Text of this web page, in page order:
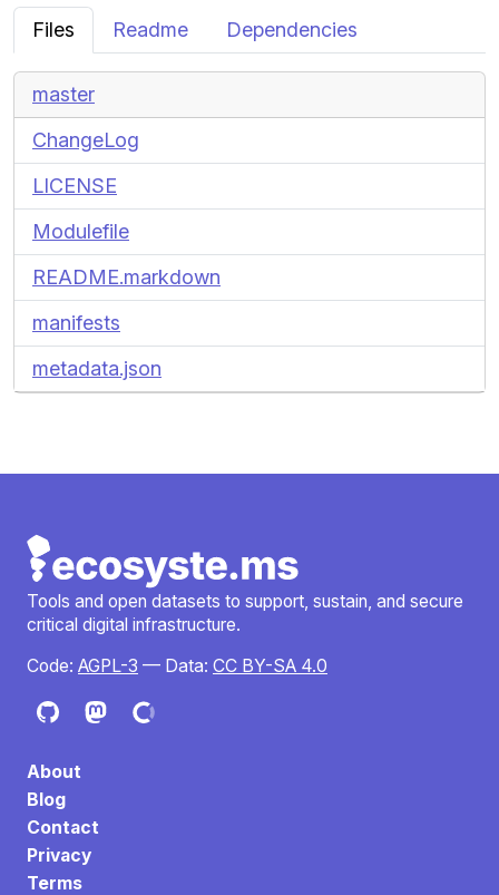
Files Readme Dependencies
master
ChangeLog
LICENSE
Modulefile
README.markdown
manifests
metadata.json
Tools and open datasets to support, sustain, and secure
critical digital infrastructure.
Code: AGPL-3 — Data: CC BY-SA 4.0
About
Blog
Contact
Privacy
Terms